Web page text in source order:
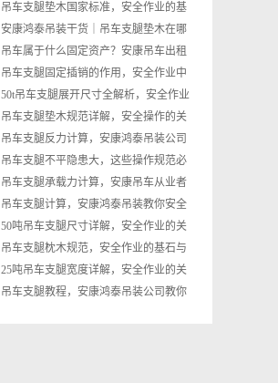
傅教你正确选择垫板，安全又合规
吊车支腿垫木国家标准，安全作业的基
石与安康吊车出租的合规操作
安康鸿泰吊装干货｜吊车支腿垫木在哪
里买？从业者手把手教你选对不踩坑
吊车属于什么固定资产？安康吊车出租
从业者详解分类与账务处理
吊车支腿固定插销的作用，安全作业中
不可或缺的保险栓
50t吊车支腿展开尺寸全解析，安全作业
的基石与实战经验
吊车支腿垫木规范详解，安全操作的关
键一步
吊车支腿反力计算，安康鸿泰吊装公司
的专业经验分享
吊车支腿不平隐患大，这些操作规范必
须牢记
吊车支腿承载力计算，安康吊车从业者
的安全必修课
吊车支腿计算，安康鸿泰吊装教你安全
作业的核心要点
50吨吊车支腿尺寸详解，安全作业的关
键参数与操作规范
吊车支腿枕木规范，安全作业的基石与
安康鸿泰吊装实操指南
25吨吊车支腿宽度详解，安全作业的关
键参数
吊车支腿教程，安康鸿泰吊装公司教你